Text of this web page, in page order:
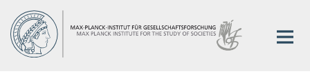
Hauptinhalt